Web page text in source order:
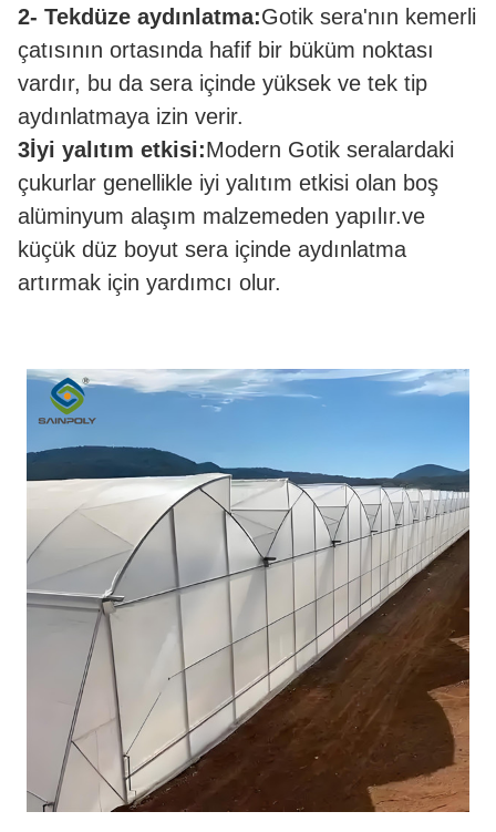
2- Tekdüze aydınlatma:Gotik sera'nın kemerli
çatısının ortasında hafif bir büküm noktası
vardır, bu da sera içinde yüksek ve tek tip
aydınlatmaya izin verir.
3İyi yalıtım etkisi:Modern Gotik seralardaki
çukurlar genellikle iyi yalıtım etkisi olan boş
alüminyum alaşım malzemeden yapılır.ve
küçük düz boyut sera içinde aydınlatma
artırmak için yardımcı olur.